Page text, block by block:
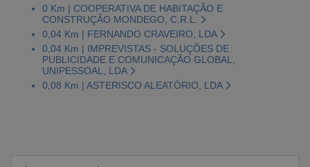
0 Km | COOPERATIVA DE HABITAÇÃO E
CONSTRUÇÃO MONDEGO, C.R.L.
0,04 Km | FERNANDO CRAVEIRO, LDA
0,04 Km | IMPREVISTAS - SOLUÇÕES DE
PUBLICIDADE E COMUNICAÇÃO GLOBAL,
UNIPESSOAL, LDA
0,08 Km | ASTERISCO ALEATÓRIO, LDA